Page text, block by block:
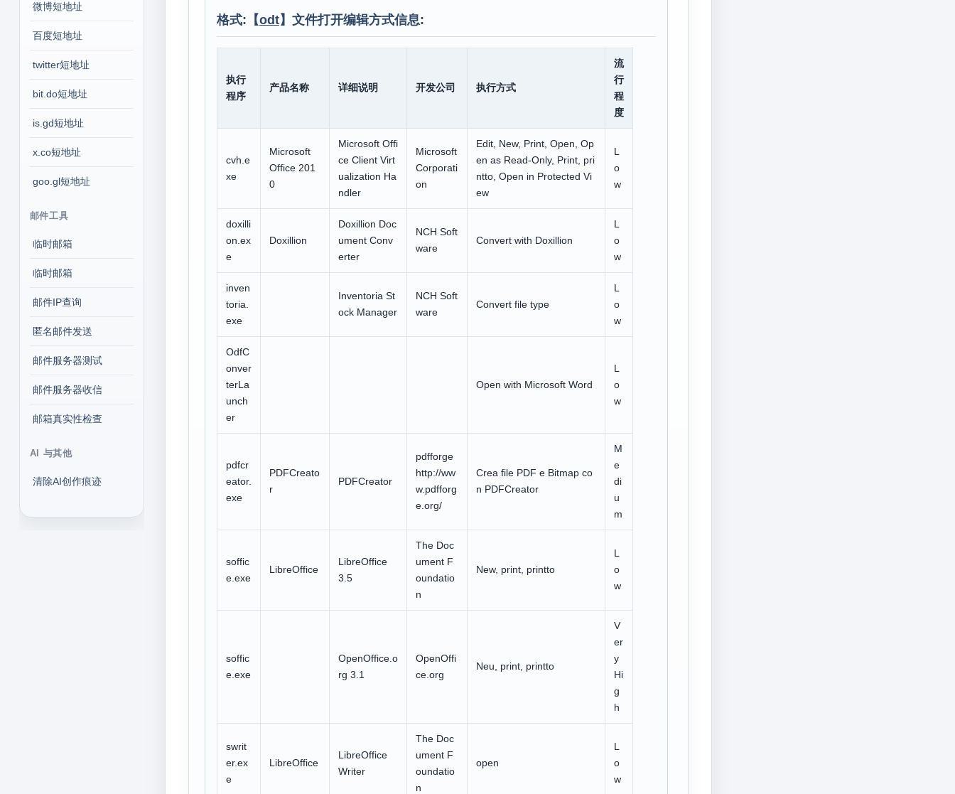
微博短地址
百度短地址
twitter短地址
bit.do短地址
is.gd短地址
x.co短地址
goo.gl短地址
邮件工具
临时邮箱
临时邮箱
邮件IP查询
匿名邮件发送
邮件服务器测试
邮件服务器收信
邮箱真实性检查
AI 与其他
清除AI创作痕迹
格式:【odt】文件打开编辑方式信息:
执行
程序
产品名称 详细说明 开发公司 执行方式
流
行
程
度
cvh.e
xe
Microsoft
Office 201
0
Microsoft Offi
ce Client Virt
ualization Ha
ndler
Microsoft
Corporati
on
Edit, New, Print, Open, Op
en as Read-Only, Print, pri
ntto, Open in Protected Vi
ew
L
o
w
doxilli
on.ex
e
Doxillion
Doxillion Doc
ument Conv
erter
NCH Soft
ware
Convert with Doxillion
L
o
w
inven
toria.
exe
Inventoria St
ock Manager
NCH Soft
ware
Convert file type
L
o
w
OdfC
onver
terLa
unch
er
Open with Microsoft Word
L
o
w
pdfcr
eator.
exe
PDFCreato
r
PDFCreator
pdfforge
http://ww
w.pdfforg
e.org/
Crea file PDF e Bitmap co
n PDFCreator
M
e
di
u
m
soffic
e.exe
LibreOffice
LibreOffice
3.5
The Doc
ument F
oundatio
n
New, print, printto
L
o
w
soffic
e.exe
OpenOffice.o
rg 3.1
OpenOffi
ce.org
Neu, print, printto
V
er
y
Hi
g
h
swrit
er.ex
e
LibreOffice
LibreOffice
Writer
The Doc
ument F
oundatio
n
open
L
o
w